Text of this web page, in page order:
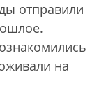
отправили
на